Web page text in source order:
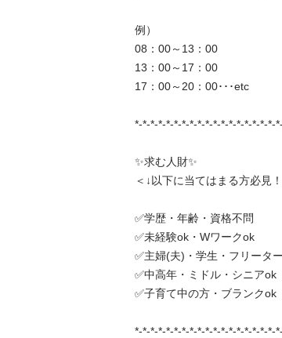
例）
08：00～13：00
13：00～17：00
17：00～20：00･･･etc
*-*-*-*-*-*-*-*-*-*-*-*-*-*-*-*-*-*-
✨求む人財✨
＜↓以下に当てはまる方必見
✅学歴・年齢・資格不問
✅未経験ok・Wワークok
✅主婦(夫)・学生・フリータ
✅中高年・ミドル・シニアok
✅子育て中の方・ブランクok
*-*-*-*-*-*-*-*-*-*-*-*-*-*-*-*-*-*-